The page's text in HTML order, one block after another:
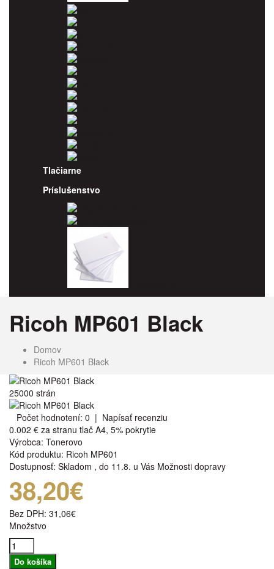
Tlačiarne
Príslušenstvo
Ricoh MP601 Black
Domov
Ricoh MP601 Black
25000 strán
Počet hodnotení: 0 | Napísať recenziu
0.002 € za stranu tlač A4, 5% pokrytie
Výrobca: Tonerovo
Kód produktu: Ricoh MP601
Dostupnosť: Skladom , do 11.8. u Vás Možnosti dopravy
38,20€
Bez DPH: 31,06€
Množstvo